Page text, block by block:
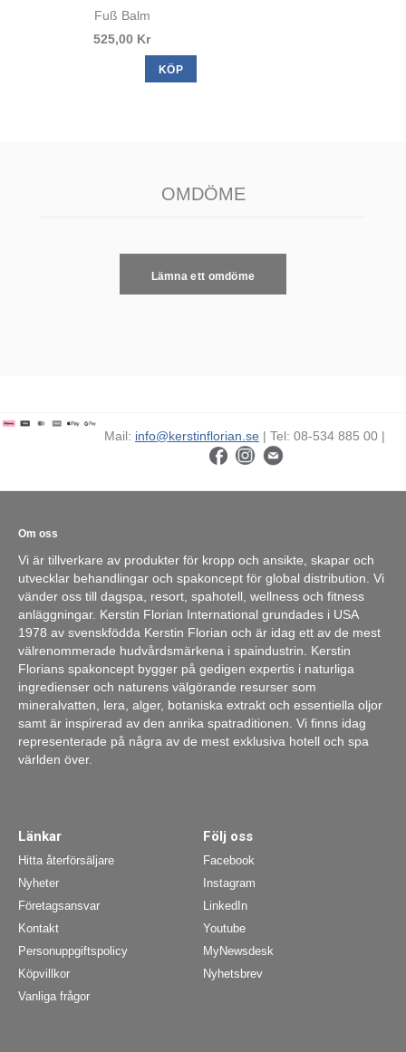
Fuß Balm
525,00 Kr
KÖP
OMDÖME
Lämna ett omdöme
Mail: info@kerstinflorian.se | Tel: 08-534 885 00 |
Om oss
Vi är tillverkare av produkter för kropp och ansikte, skapar och
utvecklar behandlingar och spakoncept för global distribution. Vi
vänder oss till dagspa, resort, spahotell, wellness och fitness
anläggningar. Kerstin Florian International grundades i USA
1978 av svenskfödda Kerstin Florian och är idag ett av de mest
välrenommerade hudvårdsmärkena i spaindustrin. Kerstin
Florians spakoncept bygger på gedigen expertis i naturliga
ingredienser och naturens välgörande resurser som
mineralvatten, lera, alger, botaniska extrakt och essentiella oljor
samt är inspirerad av den anrika spatraditionen. Vi finns idag
representerade på några av de mest exklusiva hotell och spa
världen över.
Länkar
Hitta återförsäljare
Nyheter
Företagsansvar
Kontakt
Personuppgiftspolicy
Köpvillkor
Vanliga frågor
Följ oss
Facebook
Instagram
LinkedIn
Youtube
MyNewsdesk
Nyhetsbrev